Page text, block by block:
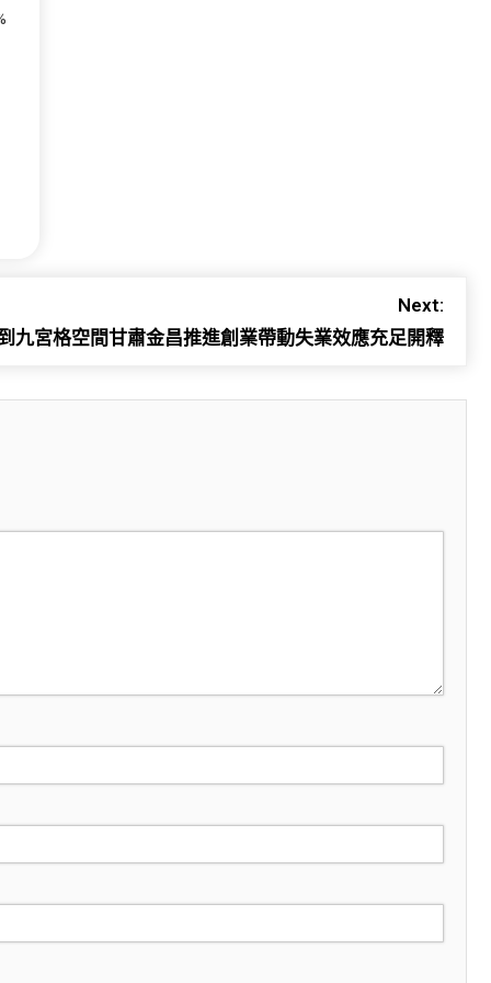
Next:
九宮格空間甘肅金昌推進創業帶動失業效應充足開釋